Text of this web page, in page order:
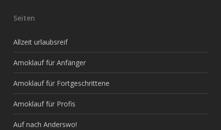
Seiten
Allzeit urlaubsreif
Amoklauf für Anfänger
Amoklauf für Fortgeschrittene
Amoklauf für Profis
Auf nach Anderswo!